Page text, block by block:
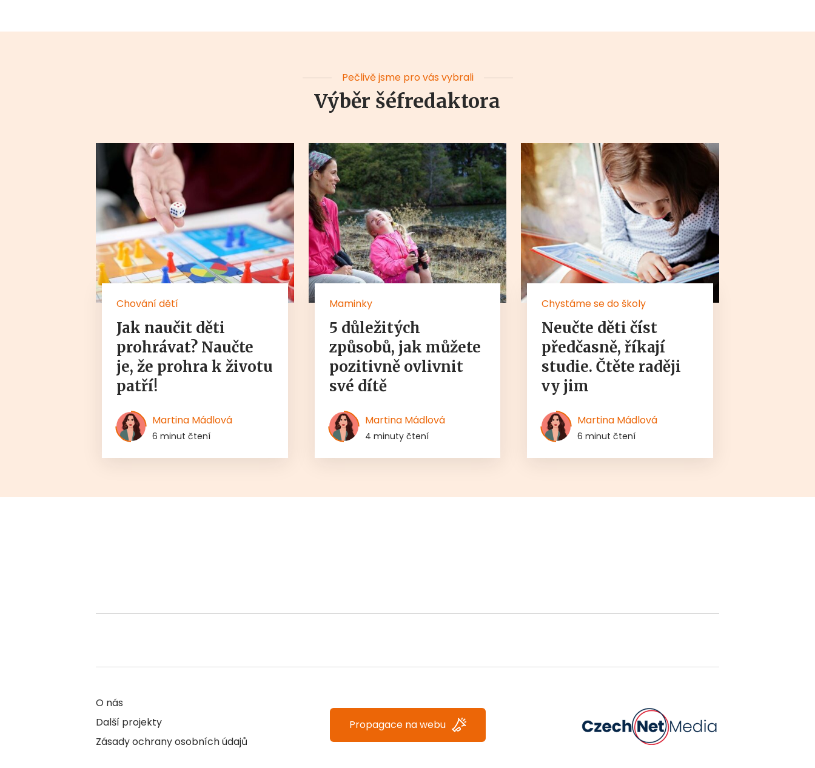
Pečlivě jsme pro vás vybrali
Výběr šéfredaktora
Chování dětí
Jak naučit děti
prohrávat? Naučte
je, že prohra k životu
patří!
Martina Mádlová
6 minut čtení
Maminky
5 důležitých
způsobů, jak můžete
pozitivně ovlivnit
své dítě
Martina Mádlová
4 minuty čtení
Chystáme se do školy
Neučte děti číst
předčasně, říkají
studie. Čtěte raději
vy jim
Martina Mádlová
6 minut čtení
O nás
Další projekty
Zásady ochrany osobních údajů
Propagace na webu